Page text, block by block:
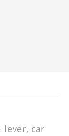
lever, car